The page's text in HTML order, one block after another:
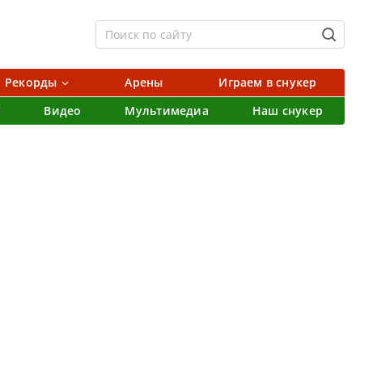
Рекорды Арены
Играем в снукер
Видео Мультимедиа Наш снукер